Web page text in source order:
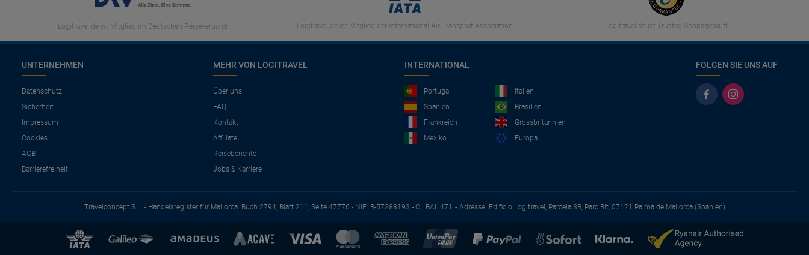
Logitravel.de ist Mitglied im Deutschen Reiseverband Logitravel.de ist Mitglied der International Air Transport Association Logitravel.de ist Trusted Shopsgeprüft
UNTERNEHMEN
Datenschutz
Sicherheit
Impressum
Cookies
AGB
Barrierefreiheit
MEHR VON LOGITRAVEL
Über uns
FAQ
Kontakt
Affiliate
Reiseberichte
Jobs & Karriere
INTERNATIONAL
Portugal
Italien
Spanien
Brasilien
Frankreich
Grossbritannien
Mexiko
Europa
FOLGEN SIE UNS AUF
Travelconcept S.L. - Handelsregister für Mallorca: Buch 2794, Blatt 211, Seite 47776 - NIF: B-57288193 - CI. BAL 471 Adresse: Edificio Logitravel, Parcela 3B, Parc Bit, 07121 Palma de Mallorca (Spanien)